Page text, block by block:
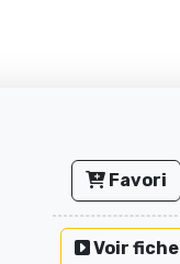
Favori
Voir fiche